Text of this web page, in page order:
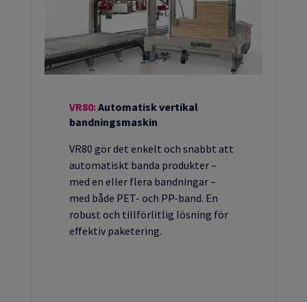
VR80:Automatisk vertikal
bandningsmaskin
VR80 gör det enkelt och snabbt att
automatiskt banda produkter –
med en eller flera bandningar –
med både PET- och PP-band. En
robust och tillförlitlig lösning för
effektiv paketering.